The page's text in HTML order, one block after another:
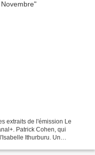
extraits de l'émission Le
Patrick Cohen, qui
Ithurburu. Un